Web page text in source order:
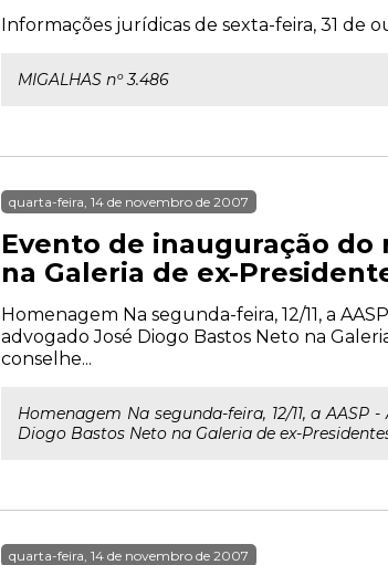
Informações jurídicas de sexta-feira, 31 de
MIGALHAS nº 3.486
quarta-feira, 14 de novembro de 2007
Evento de inauguração
na Galeria de ex-
Homenagem Na segunda-feira, 12/11, a
advogado José Diogo Bastos Neto na
conselhe...
Homenagem Na segunda-feira, 12/11, a
Diogo Bastos Neto na Galeria de ex-
quarta-feira, 14 de novembro de 2007